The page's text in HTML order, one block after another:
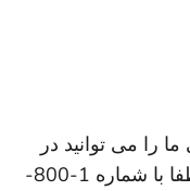
را می توانید در
منابع زیر بیابید. اگر سوالی دارید، لطفا با شماره 1-800-